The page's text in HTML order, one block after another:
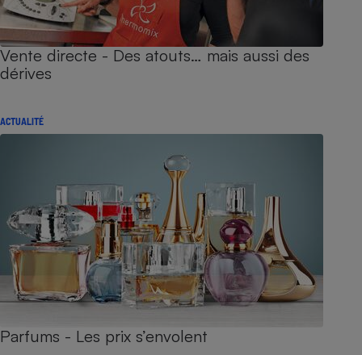
Vente directe - Des atouts… mais aussi des
dérives
ACTUALITÉ
Parfums - Les prix s’envolent